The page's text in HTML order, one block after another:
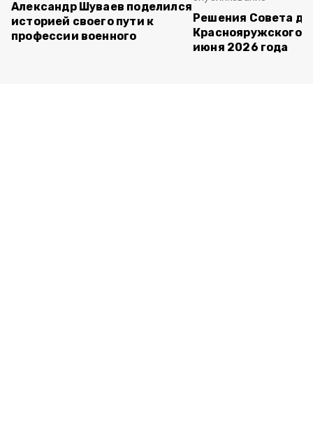
Александр Шуваев поделился
историей своего пути к
профессии военного
Решения Совета
Краснояружского
июня 2026 года